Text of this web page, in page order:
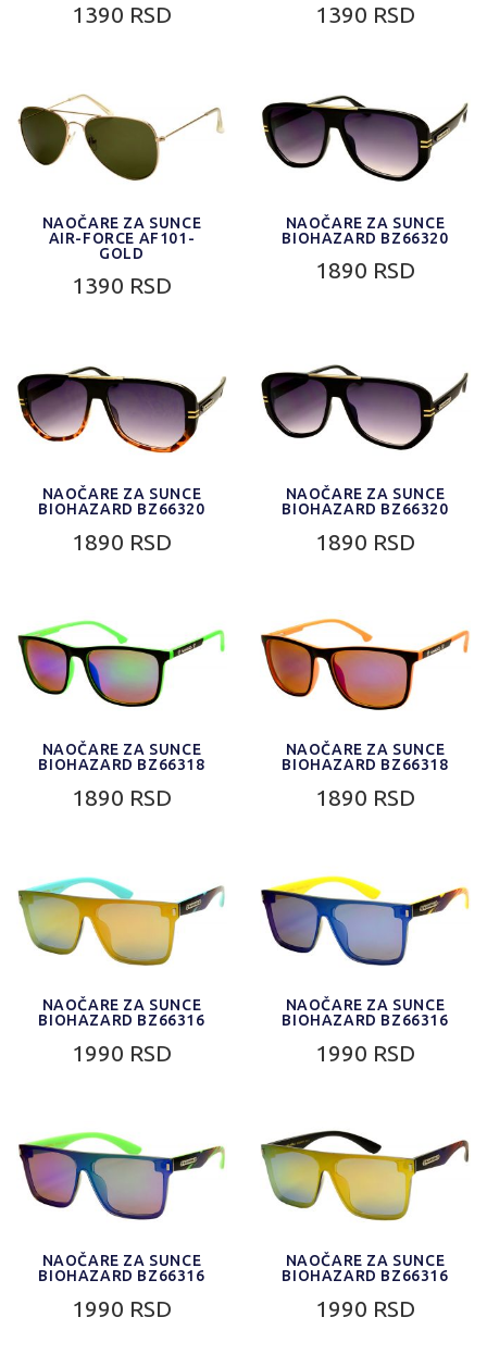
1390 RSD 1390 RSD
NAOČARE ZA SUNCE
AIR-FORCE AF101-
GOLD
1390 RSD
NAOČARE ZA SUNCE
BIOHAZARD BZ66320
1890 RSD
NAOČARE ZA SUNCE
BIOHAZARD BZ66320
1890 RSD
NAOČARE ZA SUNCE
BIOHAZARD BZ66320
1890 RSD
NAOČARE ZA SUNCE
BIOHAZARD BZ66318
1890 RSD
NAOČARE ZA SUNCE
BIOHAZARD BZ66318
1890 RSD
NAOČARE ZA SUNCE
BIOHAZARD BZ66316
1990 RSD
NAOČARE ZA SUNCE
BIOHAZARD BZ66316
1990 RSD
NAOČARE ZA SUNCE
BIOHAZARD BZ66316
1990 RSD
NAOČARE ZA SUNCE
BIOHAZARD BZ66316
1990 RSD